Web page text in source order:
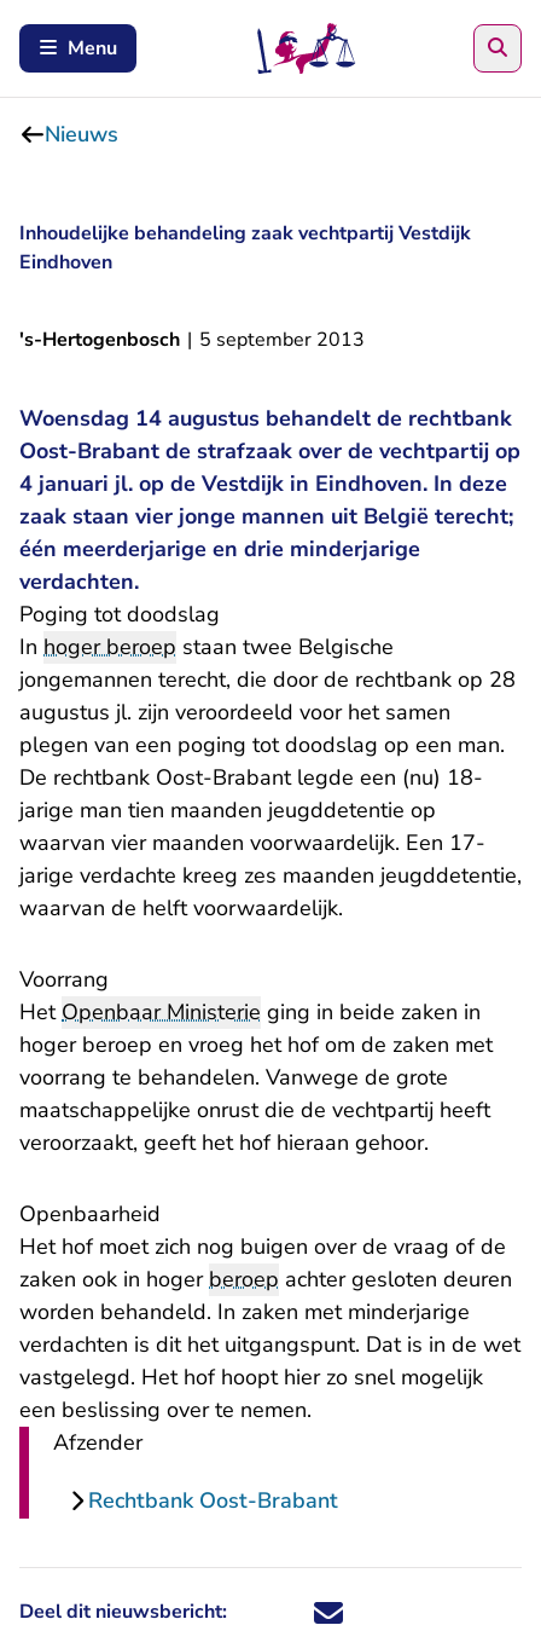
Menu
Nieuws
Inhoudelijke behandeling zaak vechtpartij Vestdijk
Eindhoven
's-Hertogenbosch | 5 september 2013
Woensdag 14 augustus behandelt de rechtbank
Oost-Brabant de strafzaak over de vechtpartij op
4 januari jl. op de Vestdijk in Eindhoven. In deze
zaak staan vier jonge mannen uit België terecht;
één meerderjarige en drie minderjarige
verdachten.
Poging tot doodslag
In hoger beroep staan twee Belgische
jongemannen terecht, die door de rechtbank op 28
augustus jl. zijn veroordeeld voor het samen
plegen van een poging tot doodslag op een man.
De rechtbank Oost-Brabant legde een (nu) 18-
jarige man tien maanden jeugddetentie op
waarvan vier maanden voorwaardelijk. Een 17-
jarige verdachte kreeg zes maanden jeugddetentie,
waarvan de helft voorwaardelijk.
Voorrang
HetOpenbaar Ministerie ging in beide zaken in
hoger beroep en vroeg het hof om de zaken met
voorrang te behandelen. Vanwege de grote
maatschappelijke onrust die de vechtpartij heeft
veroorzaakt, geeft het hof hieraan gehoor.
Openbaarheid
Het hof moet zich nog buigen over de vraag of de
zaken ook in hogerberoep achter gesloten deuren
worden behandeld. In zaken met minderjarige
verdachten is dit het uitgangspunt. Dat is in de wet
vastgelegd. Het hof hoopt hier zo snel mogelijk
een beslissing over te nemen.
Afzender
Rechtbank Oost-Brabant
Deel dit nieuwsbericht: Deel dit nieuwsbericht via X -
Deel dit nieuwsbericht via
Deel dit nieuwsbericht
Deel dit